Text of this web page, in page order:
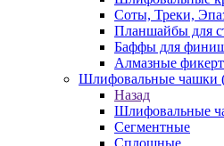
Соты, Треки,
Планшайбы для
Баффы для
Алмазные
Шлифовальные чашки
Назад
Шлифовальные
Сегментные
Сплошные